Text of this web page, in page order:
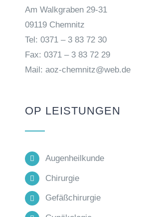
Am Walkgraben 29-31
09119 Chemnitz
Tel: 0371 – 3 83 72 30
Fax: 0371 – 3 83 72 29
Mail: aoz-chemnitz@web.de
OP LEISTUNGEN
Augenheilkunde
Chirurgie
Gefäßchirurgie